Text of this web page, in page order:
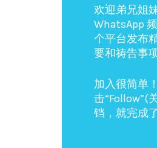
欢迎弟兄姐
WhatsApp
个平台发布
要和祷告事项
加入很简单
击“Follow”(
铛，就完成